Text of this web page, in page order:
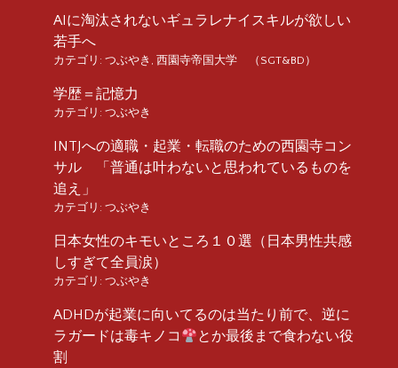
AIに淘汰されないギュラレナイスキルが欲しい
若手へ
カテゴリ: つぶやき , 西園寺帝国大学 （SGT&BD）
学歴＝記憶力
カテゴリ: つぶやき
INTJへの適職・起業・転職のための西園寺コン
サル 「普通は叶わないと思われているものを
追え」
カテゴリ: つぶやき
日本女性のキモいところ１０選（日本男性共感
しすぎて全員涙）
カテゴリ: つぶやき
ADHDが起業に向いてるのは当たり前で、逆に
ラガードは毒キノコ
とか最後まで食わない役
割